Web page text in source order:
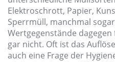
Elektroschrott, Papier,
Sperrmüll, manchmal
Wertgegenstände
gar nicht. Oft ist das
auch eine Frage der